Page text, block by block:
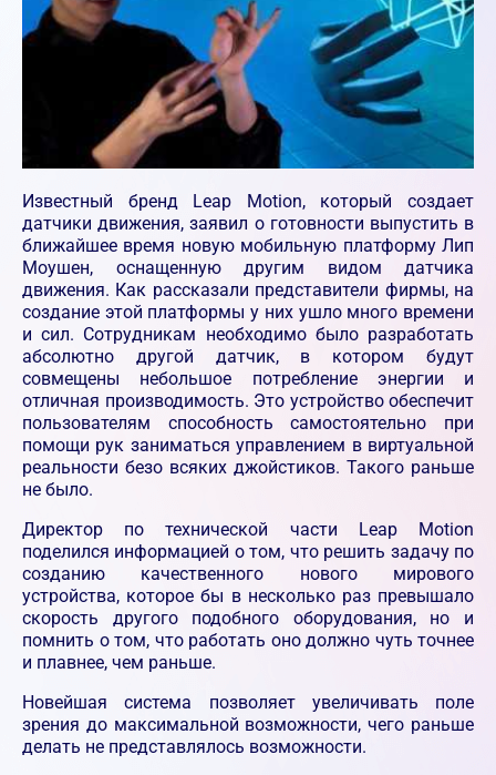
Известный бренд Leap Motion, который создает
датчики движения, заявил о готовности выпустить в
ближайшее время новую мобильную платформу Лип
Моушен, оснащенную другим видом датчика
движения. Как рассказали представители фирмы, на
создание этой платформы у них ушло много времени
и сил. Сотрудникам необходимо было разработать
абсолютно другой датчик, в котором будут
совмещены небольшое потребление энергии и
отличная производимость. Это устройство обеспечит
пользователям способность самостоятельно при
помощи рук заниматься управлением в виртуальной
реальности безо всяких джойстиков. Такого раньше
не было.
Директор по технической части Leap Motion
поделился информацией о том, что решить задачу по
созданию качественного нового мирового
устройства, которое бы в несколько раз превышало
скорость другого подобного оборудования, но и
помнить о том, что работать оно должно чуть точнее
и плавнее, чем раньше.
Новейшая система позволяет увеличивать поле
зрения до максимальной возможности, чего раньше
делать не представлялось возможности.